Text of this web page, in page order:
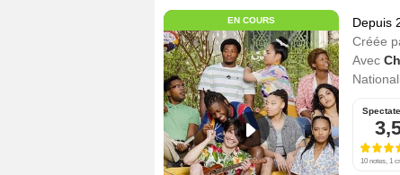
EN COURS Depuis
Créée
Avec
10 notes, 1